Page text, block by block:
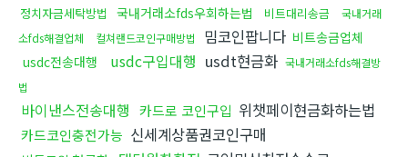
정치자금세탁방법 국내거래소fds우회하는법 비트대리송금
국내거래
소fds해결업체
컬쳐랜드코인구매방법 밈코인팝니다 비트송금업체
usdc전송대행
usdc구입대행 usdt현금화 국내거래소fds해결방
법
바이낸스전송대행 카드로 코인구입 위챗페이현금화하는법
카드코인충전가능 신세계상품권코인구매